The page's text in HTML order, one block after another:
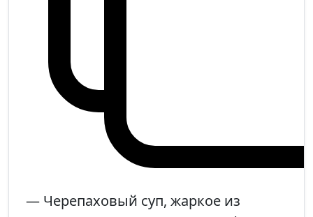
— Черепаховый суп, жаркое из